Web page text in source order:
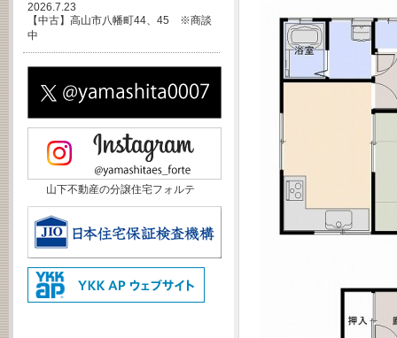
2026.7.23
【中古】高山市八幡町44、45 ※商談
中
山下不動産の分譲住宅フォルテ